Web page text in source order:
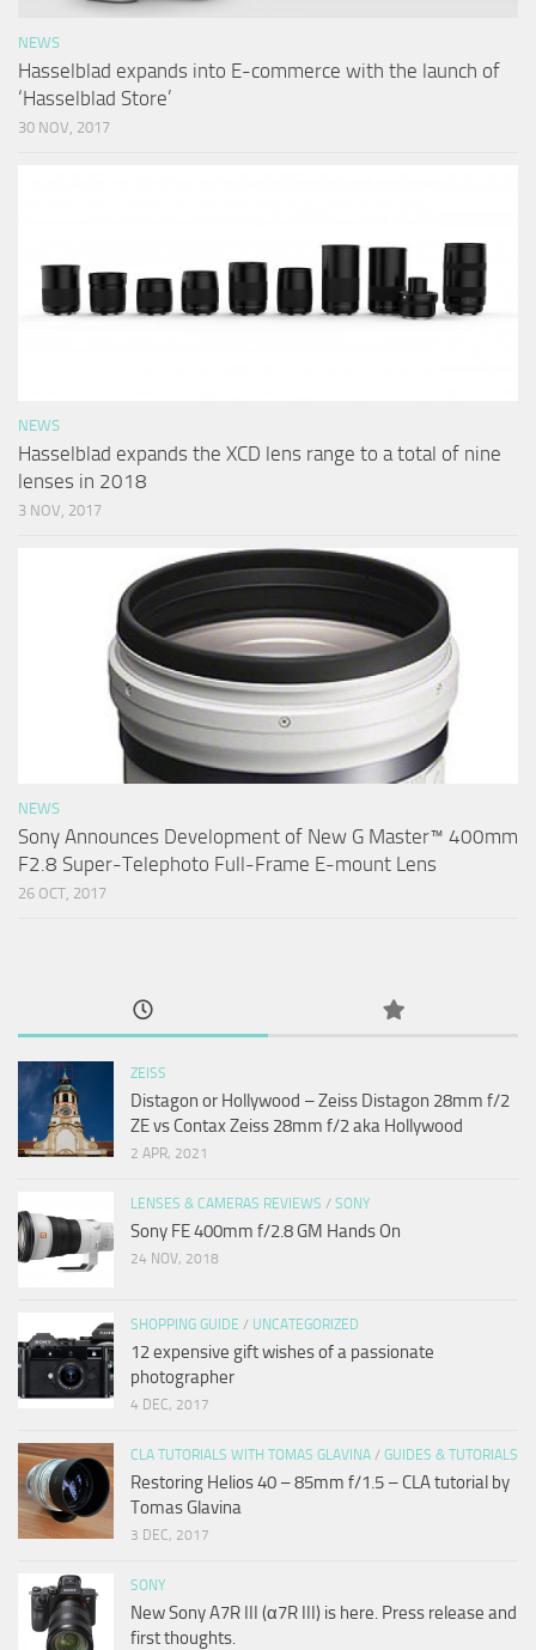
NEWS
Hasselblad expands into E-commerce with the launch of
‘Hasselblad Store’
30 NOV, 2017
NEWS
Hasselblad expands the XCD lens range to a total of nine
lenses in 2018
3 NOV, 2017
NEWS
Sony Announces Development of New G Master™ 400mm
F2.8 Super-Telephoto Full-Frame E-mount Lens
26 OCT, 2017
ZEISS
Distagon or Hollywood – Zeiss Distagon 28mm f/2
ZE vs Contax Zeiss 28mm f/2 aka Hollywood
2 APR, 2021
LENSES & CAMERAS REVIEWS / SONY
Sony FE 400mm f/2.8 GM Hands On
24 NOV, 2018
SHOPPING GUIDE / UNCATEGORIZED
12 expensive gift wishes of a passionate
photographer
4 DEC, 2017
CLA TUTORIALS WITH TOMAS GLAVINA / GUIDES & TUTORIALS
Restoring Helios 40 – 85mm f/1.5 – CLA tutorial by
Tomas Glavina
3 DEC, 2017
SONY
New Sony A7R III (α7R III) is here. Press release and
first thoughts.